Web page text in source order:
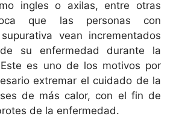
ingles o axilas, entre otras
que las personas con
vean incrementados
su enfermedad durante la
es uno de los motivos por
extremar el cuidado de la
de más calor, con el fin de
de la enfermedad.